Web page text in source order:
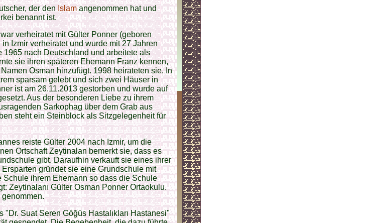
der denIslamangenommen hat und
benannt ist.
verheiratet mit Gülter Ponner (geboren
Izmir verheiratet und wurde mit 27 Jahren
nach Deutschland und arbeitete als
sie ihren späteren Ehemann Franz kennen,
Osman hinzufügt. 1998 heirateten sie. In
sparsam gelebt und sich zwei Häuser in
ist am 26.11.2013 gestorben und wurde auf
Aus der besonderen Liebe zu ihrem
Sarkophag über dem Grab aus
steht ein Steinblock als Sitzgelegenheit für
reiste Gülter 2004 nach Izmir, um die
Ortschaft Zeytinalan bemerkt sie, dass es
gibt. Daraufhin verkauft sie eines ihrer
gründet sie eine Grundschule mit
ihrem Ehemann so dass die Schule
Zeytinalanı Gülter Osman Ponner Ortaokulu.
Suat Seren Göğüs Hastalıkları Hastanesi"